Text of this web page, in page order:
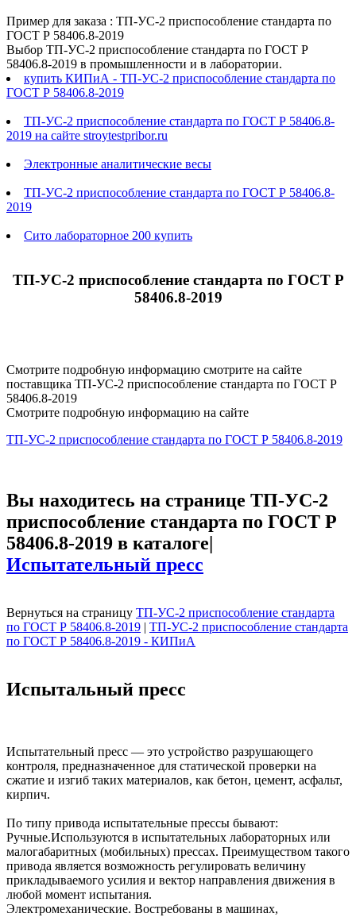
Пример для заказа : ТП-УС-2 приспособление стандарта по
ГОСТ Р 58406.8-2019
Выбор ТП-УС-2 приспособление стандарта по ГОСТ Р
58406.8-2019 в промышленности и в лаборатории.
купить КИПиА - ТП-УС-2 приспособление стандарта по
ГОСТ Р 58406.8-2019
ТП-УС-2 приспособление стандарта по ГОСТ Р 58406.8-
2019 на сайте stroytestpribor.ru
Электронные аналитические весы
ТП-УС-2 приспособление стандарта по ГОСТ Р 58406.8-
2019
Сито лабораторное 200 купить
ТП-УС-2 приспособление стандарта по ГОСТ Р
58406.8-2019
Смотрите подробную информацию смотрите на сайте
поставщика ТП-УС-2 приспособление стандарта по ГОСТ Р
58406.8-2019
Смотрите подробную информацию на сайте
ТП-УС-2 приспособление стандарта по ГОСТ Р 58406.8-2019
Вы находитесь на странице ТП-УС-2
приспособление стандарта по ГОСТ Р
58406.8-2019 в каталоге|
Испытательный пресс
Вернуться на страницу ТП-УС-2 приспособление стандарта
по ГОСТ Р 58406.8-2019 | ТП-УС-2 приспособление стандарта
по ГОСТ Р 58406.8-2019 - КИПиА
Испытальный пресс
Испытательный пресс — это устройство разрушающего
контроля, предназначенное для статической проверки на
сжатие и изгиб таких материалов, как бетон, цемент, асфальт,
кирпич.
По типу привода испытательные прессы бывают:
Ручные.Используются в испытательных лабораторных или
малогабаритных (мобильных) прессах. Преимуществом такого
привода является возможность регулировать величину
прикладываемого усилия и вектор направления движения в
любой момент испытания.
Электромеханические. Востребованы в машинах,